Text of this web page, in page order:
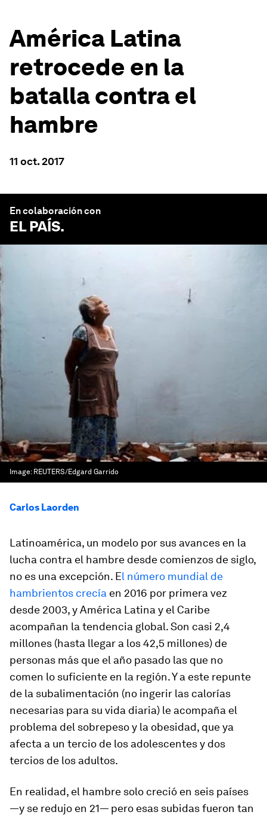
América Latina
retrocede en la
batalla contra el
hambre
11 oct. 2017
En colaboración con
EL PAÍS.
Image: REUTERS/Edgard Garrido
Carlos Laorden
Latinoamérica, un modelo por sus avances en la
lucha contra el hambre desde comienzos de siglo,
no es una excepción. El número mundial de
hambrientos crecía en 2016 por primera vez
desde 2003, y América Latina y el Caribe
acompañan la tendencia global. Son casi 2,4
millones (hasta llegar a los 42,5 millones) de
personas más que el año pasado las que no
comen lo suficiente en la región. Y a este repunte
de la subalimentación (no ingerir las calorías
necesarias para su vida diaria) le acompaña el
problema del sobrepeso y la obesidad, que ya
afecta a un tercio de los adolescentes y dos
tercios de los adultos.
En realidad, el hambre solo creció en seis países
—y se redujo en 21— pero esas subidas fueron tan